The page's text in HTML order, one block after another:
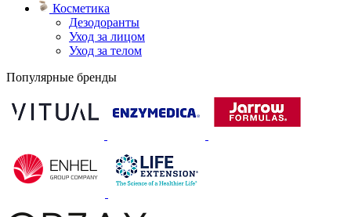
Косметика
Дезодоранты
Уход за лицом
Уход за телом
Популярные бренды